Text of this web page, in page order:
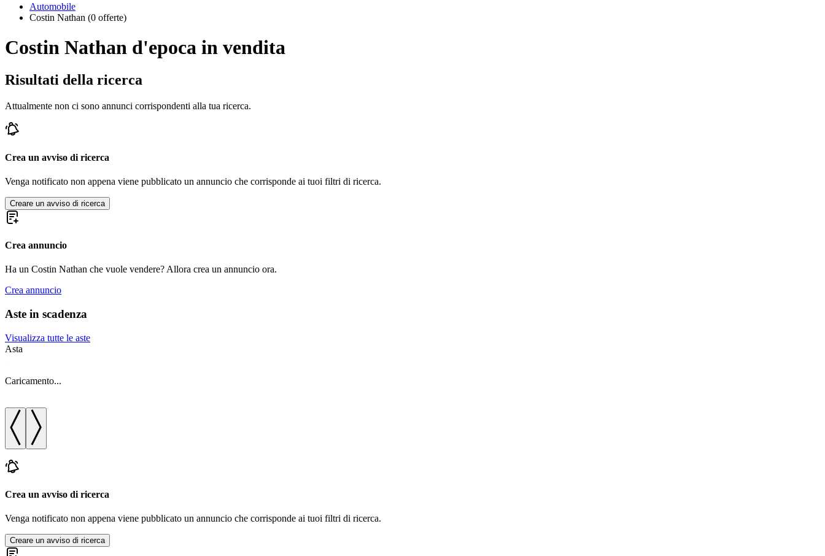
Automobile
Costin Nathan (0 offerte)
Costin Nathan d'epoca in vendita
Risultati della ricerca
Attualmente non ci sono annunci corrispondenti alla tua ricerca.
Crea un avviso di ricerca
Venga notificato non appena viene pubblicato un annuncio che corrisponde ai tuoi filtri di ricerca.
Creare un avviso di ricerca
Crea annuncio
Ha un Costin Nathan che vuole vendere? Allora crea un annuncio ora.
Crea annuncio
Aste in scadenza
Visualizza tutte le aste
Asta
Caricamento...
Crea un avviso di ricerca
Venga notificato non appena viene pubblicato un annuncio che corrisponde ai tuoi filtri di ricerca.
Creare un avviso di ricerca